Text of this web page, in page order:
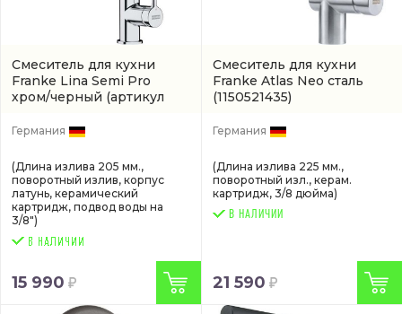
Смеситель для кухни
Franke Lina Semi Pro
хром/черный (артикул
Германия
(Длина излива 205 мм.,
поворотный излив, корпус
латунь, керамический
картридж, подвод воды на
3/8")
15 990
Смеситель для кухни
Franke Atlas Neo сталь
(1150521435)
Германия
(Длина излива 225 мм.,
поворотный изл., керам.
картридж, 3/8 дюйма)
В НАЛИЧИИ
21 590